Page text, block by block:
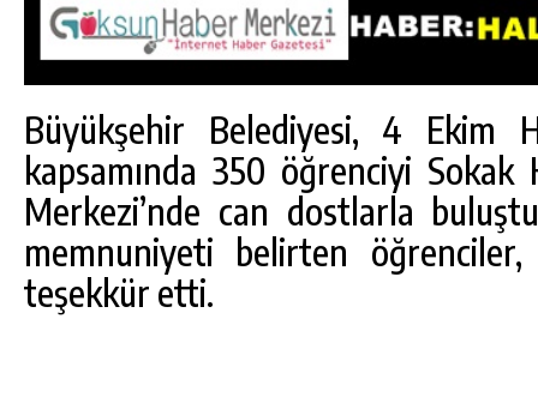
Büyükşehir Belediyesi, 4 Ekim
kapsamında 350 öğrenciyi Sokak
Merkezi’nde can dostlarla
memnuniyeti belirten öğrenciler,
teşekkür etti.